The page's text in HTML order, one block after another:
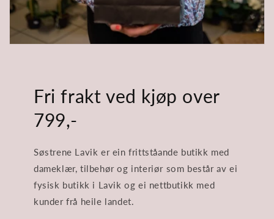
Fri frakt ved kjøp over
799,-
Søstrene Lavik er ein frittståande butikk med
dameklær, tilbehør og interiør som består av ei
fysisk butikk i Lavik og ei nettbutikk med
kunder frå heile landet.